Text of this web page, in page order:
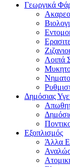
Γεωργικά
Λοιπά
Δημόσιας
Εξοπλισμός
Άλλα